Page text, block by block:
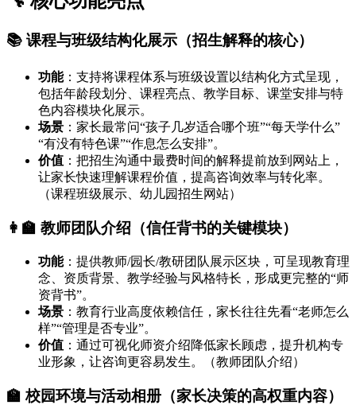
📚 课程与班级结构化展示（招生解释的核心）
功能：支持将课程体系与班级设置以结构化方式呈现，
包括年龄段划分、课程亮点、教学目标、课堂安排与特
色内容模块化展示。
场景 ：家长最常问“孩子几岁适合哪个班”“每天学什么”
“有没有特色课”“作息怎么安排”。
价值 ：把招生沟通中最费时间的解释提前放到网站上，
让家长快速理解课程价值，提高咨询效率与转化率。
（课程班级展示、幼儿园招生网站）
👩‍🏫 教师团队介绍（信任背书的关键模块）
功能：提供教师/园长/教研团队展示区块，可呈现教育理
念、资质背景、教学经验与风格特长，形成更完整的“师
资背书”。
场景 ：教育行业高度依赖信任，家长往往先看“老师怎么
样”“管理是否专业”。
价值 ：通过可视化师资介绍降低家长顾虑，提升机构专
业形象，让咨询更容易发生。（教师团队介绍）
🏫 校园环境与活动相册（家长决策的高权重内容）